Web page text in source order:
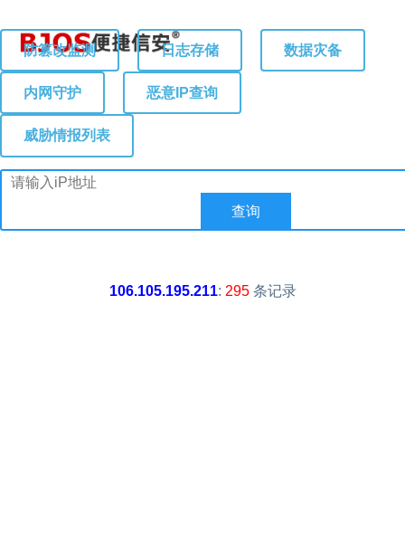
防篡改监测 日志存储 数据灾备
内网守护 恶意IP查询
威胁情报列表
106.105.195.211: 295条记录